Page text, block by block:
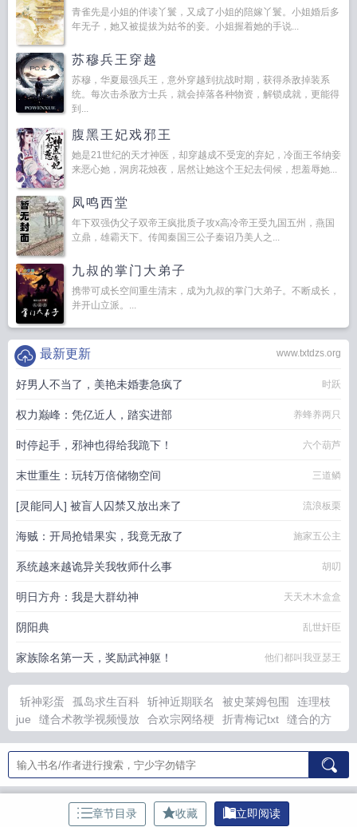
青雀先是小姐的伴读丫鬟，又成了小姐的陪嫁丫鬟。小姐婚后多
年无子，她又被提拔为姑爷的妾。小姐握着她的手说...
苏穆兵王穿越
苏穆，华夏最强兵王，意外穿越到抗战时期，获得杀敌掉装系
统。每次击杀敌方士兵，就会掉落各种物资，解锁成就，更能得
到...
腹黑王妃戏邪王
她是21世纪的天才神医，却穿越成不受宠的弃妃，冷面王爷纳妾
来恶心她，洞房花烛夜，居然让她这个王妃去伺候，想羞辱她...
凤鸣西堂
年下双强伪父子双帝王疯批质子攻x高冷帝王受九国五州，燕国
立鼎，雄霸天下。传闻秦国三公子秦诏乃美人之...
九叔的掌门大弟子
携带可成长空间重生清末，成为九叔的掌门大弟子。不断成长，
并开山立派。...
www.txtdzs.org
最新更新
好男人不当了，美艳未婚妻急疯了 时跃
权力巅峰：凭亿近人，踏实进部 养蜂养两只
时停起手，邪神也得给我跪下！ 六个葫芦
末世重生：玩转万倍储物空间 三道鳞
[灵能同人] 被盲人囚禁又放出来了 流浪板栗
海贼：开局抢错果实，我竟无敌了 施家五公主
系统越来越诡异关我牧师什么事 胡叨
明日方舟：我是大群幼神 天天木木盒盒
阴阳典 乱世奸臣
家族除名第一天，奖励武神躯！ 他们都叫我亚瑟王
斩神彩蛋 孤岛求生百科 斩神近期联名 被史莱姆包围
连理枝
jue
缝合术教学视频慢放 合欢宗网络梗 折青梅记txt
缝合的方
1v1sc
缝合的主要目的 八种缝合方法 渣女的基本标准
捡到男
鬼后脱单了全员合照
暗区赚钱 智娶美母续写?
文
娱帝国，从刘天仙未婚先孕开始
权利巅峰：从退婚开始步步高升
重生成莲，开局拒绝上交国家
朕即天命：从西域征服世界
章节目录 收藏 立即阅读